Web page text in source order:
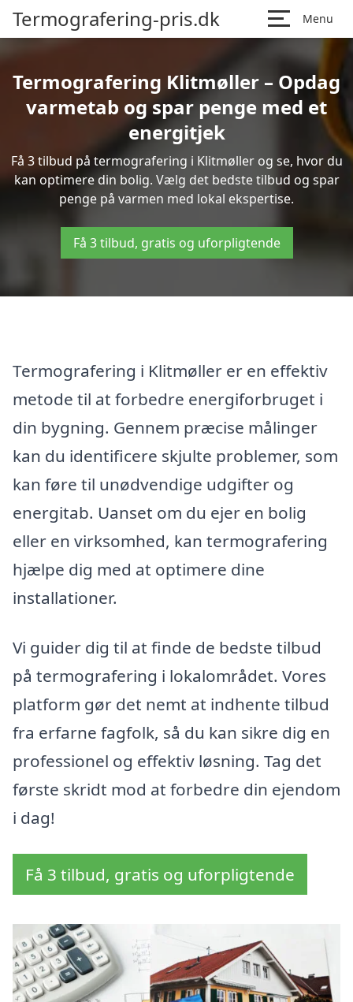
Termografering-pris.dk Menu
Termografering Klitmøller – Opdag
varmetab og spar penge med et
energitjek
Få 3 tilbud på termografering i Klitmøller og se, hvor du
kan optimere din bolig. Vælg det bedste tilbud og spar
penge på varmen med lokal ekspertise.
Få 3 tilbud, gratis og uforpligtende
Termografering i Klitmøller er en effektiv
metode til at forbedre energiforbruget i
din bygning. Gennem præcise målinger
kan du identificere skjulte problemer, som
kan føre til unødvendige udgifter og
energitab. Uanset om du ejer en bolig
eller en virksomhed, kan termografering
hjælpe dig med at optimere dine
installationer.
Vi guider dig til at finde de bedste tilbud
på termografering i lokalområdet. Vores
platform gør det nemt at indhente tilbud
fra erfarne fagfolk, så du kan sikre dig en
professionel og effektiv løsning. Tag det
første skridt mod at forbedre din ejendom
i dag!
Få 3 tilbud, gratis og uforpligtende